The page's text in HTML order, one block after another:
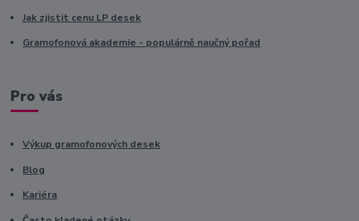
Jak zjistit cenu LP desek
Gramofonová akademie - populárně naučný pořad
Pro vás
Výkup gramofonových desek
Blog
Kariéra